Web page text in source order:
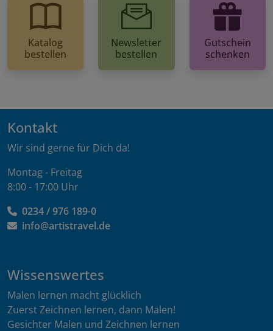
Katalog
bestellen
Newsletter
bestellen
Gutschein
schenken
Kontakt
Wir sind gerne für Dich da!
Montag - Freitag
8:00 - 17:00 Uhr
0234 / 976 189-0
info@artistravel.de
Wissenswertes
Malen lernen macht glücklich
Zuerst Zeichnen lernen, dann Malen!
Gesichter Malen und Zeichnen lernen